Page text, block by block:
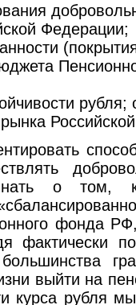
Федерации;
рубля;
о том,
фонда
фактически
выйти на
курса рубля